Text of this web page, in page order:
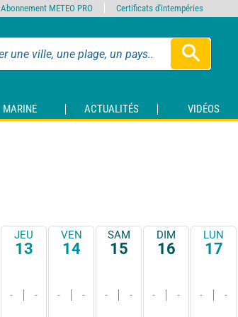
MARINE ACTUALITÉS VIDÉOS
JEU
13
- -
VEN
14
- -
SAM
15
- -
DIM
16
- -
LUN
17
- -
Abonnement METEO PRO Certificats d'intempéries